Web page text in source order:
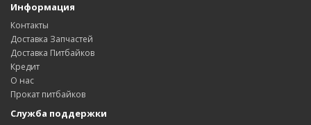
Информация
Контакты
Доставка Запчастей
Доставка Питбайков
Кредит
О нас
Прокат питбайков
Служба поддержки